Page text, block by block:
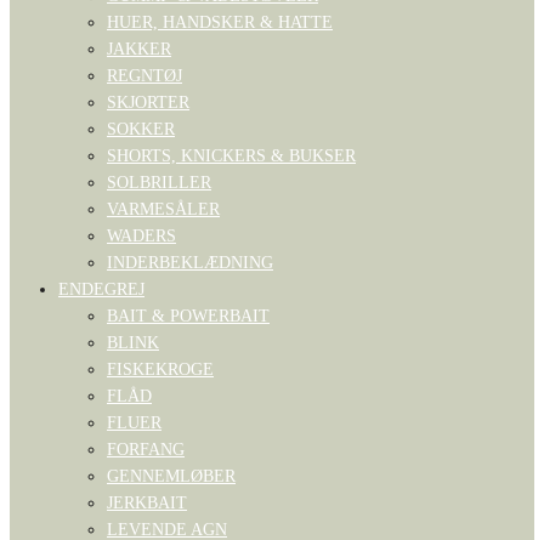
HUER, HANDSKER & HATTE
JAKKER
REGNTØJ
SKJORTER
SOKKER
SHORTS, KNICKERS & BUKSER
SOLBRILLER
VARMESÅLER
WADERS
INDERBEKLÆDNING
ENDEGREJ
BAIT & POWERBAIT
BLINK
FISKEKROGE
FLÅD
FLUER
FORFANG
GENNEMLØBER
JERKBAIT
LEVENDE AGN